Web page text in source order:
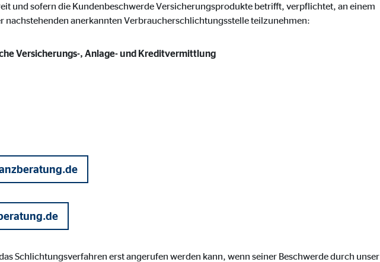
und sofern die Kundenbeschwerde Versicherungsprodukte betrifft, verpflichtet, an einem
nachstehenden anerkannten Verbraucherschlichtungsstelle teilzunehmen:
Versicherungs-, Anlage- und Kreditvermittlung
Schlichtungsverfahren erst angerufen werden kann, wenn seiner Beschwerde durch unser
beim Besuch unserer Webseite standardmäßig blockiert. Durch das Akzeptieren von externen Medien
Daten an Dienste in datenschutzrechtlich sogenannten Drittländern durch den Anbieter ein.
Ireland Ltd.